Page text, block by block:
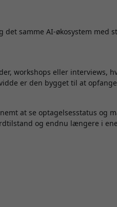
samme AI-økosystem med
workshops eller interviews,
er den bygget til at
at se optagelsesstatus og
og endnu længere i